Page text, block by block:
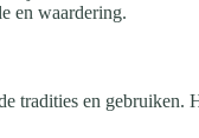
en waardering.
tradities en gebruiken.